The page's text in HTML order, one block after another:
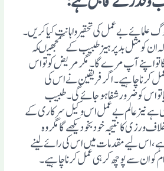
علمائے بے عمل کی تحقیرواہانت کیاکریں۔
ان کو مثل بدپرہیزطبیب کے سمجھیںکہ
آپ مرے گا۔مگرمریض کوتواس
کرناچاہیے ۔اگرفریقین نے اس کی
کوضرورشفاہوجائے گی ۔ طبیب
ہے نیز عالم بے عمل اس وکیل سرکاری کے
ورزی کانتیجہ خودبخودیکھے گامگروہ
لیے مقدمات میں اس کی رائے لینے
کوان سے پوچھ کرہی عمل کرناچاہیے ۔